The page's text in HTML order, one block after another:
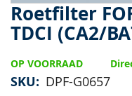
Roetfilter
TDCI (CA2/
OP VOORRAAD
SKU DPF-G0657
Ga
naar
het
van
de